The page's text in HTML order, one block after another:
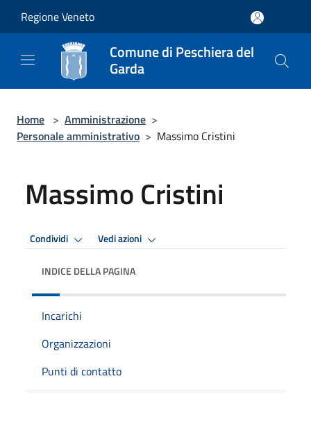
Regione Veneto
Comune di Peschiera del
Garda
Home > Amministrazione >
Personale amministrativo > Massimo Cristini
Massimo Cristini
Condividi Vedi azioni
INDICE DELLA PAGINA
Incarichi
Organizzazioni
Punti di contatto